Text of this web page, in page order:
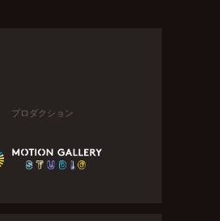
プロダクション